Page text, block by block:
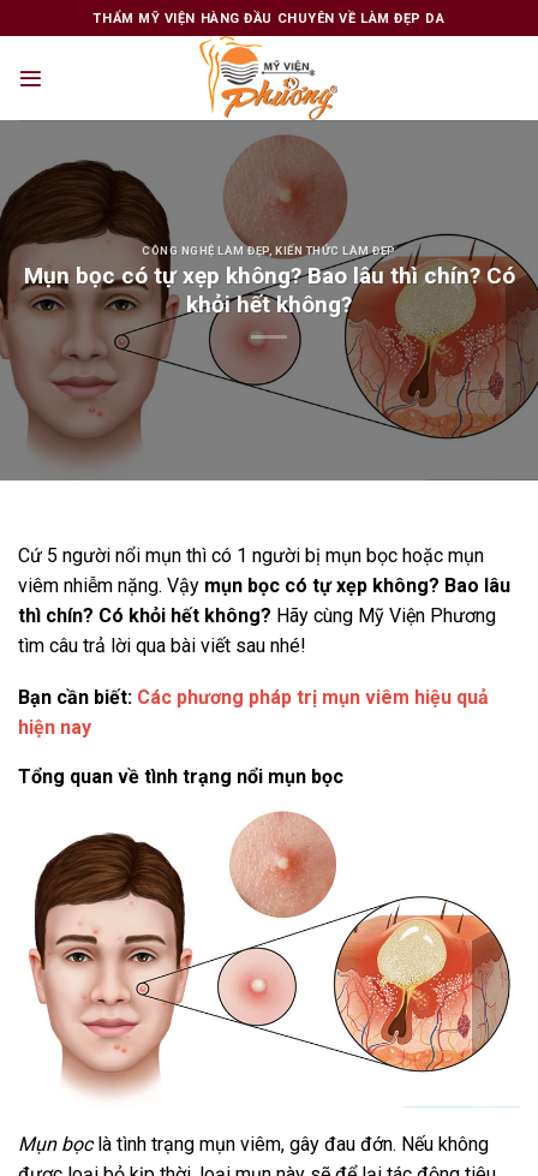
to
THẨM MỸ VIỆN HÀNG ĐẦU CHUYÊN VỀ LÀM ĐẸP DA
CÔNG NGHỆ LÀM ĐẸP,KIẾN THỨC LÀM ĐẸP
Mụn bọc có tự xẹp không? Bao lâu thì chín? Có
khỏi hết không?
Cứ 5 người nổi mụn thì có 1 người bị mụn bọc hoặc mụn
viêm nhiễm nặng. Vậy mụn bọc có tự xẹp không? Bao lâu
thì chín? Có khỏi hết không? Hãy cùng Mỹ Viện Phương
tìm câu trả lời qua bài viết sau nhé!
Bạn cần biết: Các phương pháp trị mụn viêm hiệu quả
hiện nay
Tổng quan về tình trạng nổi mụn bọc
Mụn bọclà tình trạng mụn viêm, gây đau đớn. Nếu không